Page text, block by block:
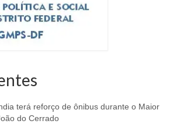
terá reforço de ônibus durante o Maior
do Cerrado